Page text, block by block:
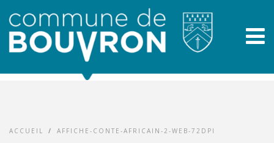
ACCUEIL / AFFICHE-CONTE-AFRICAIN-2-WEB-72DPI